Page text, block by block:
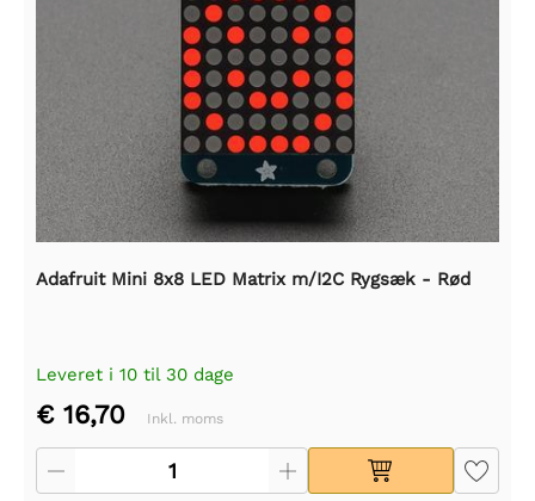
Adafruit Mini 8x8 LED Matrix m/I2C Rygsæk - Rød
Leveret i 10 til 30 dage
€ 16,70 Inkl. moms